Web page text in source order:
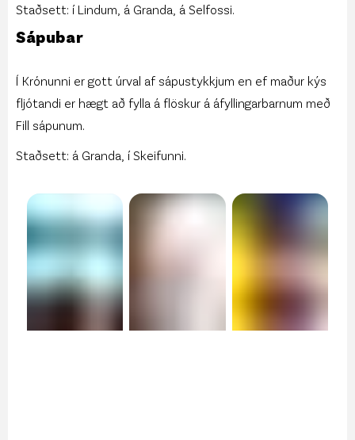
Staðsett: í Lindum, á Granda, á Selfossi.
Sápubar
Í Krónunni er gott úrval af sápustykkjum en ef maður kýs
fljótandi er hægt að fylla á flöskur á áfyllingarbarnum með
Fill sápunum.
Staðsett: á Granda, í Skeifunni.